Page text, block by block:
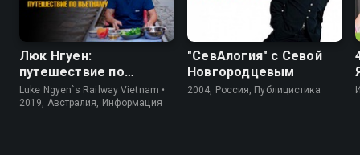
Люк Нгуен:
путешествие по
Вьетнаму
Luke Ngyen`s Railway Vietnam •
2019, Австралия, Информация
"СевАлогия" с Севой
Новгородцевым
2004, Россия, Публицистика